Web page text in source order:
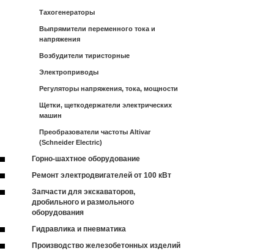
Тахогенераторы
Выпрямители переменного тока и
напряжения
Возбудители тиристорные
Электроприводы
Регуляторы напряжения, тока, мощности
Щетки, щеткодержатели электрических
машин
Преобразователи частоты Altivar
(Schneider Electric)
Горно-шахтное оборудование
Ремонт электродвигателей от 100 кВт
Запчасти для экскаваторов,
дробильного и размольного
оборудования
Гидравлика и пневматика
Производство железобетонных изделий